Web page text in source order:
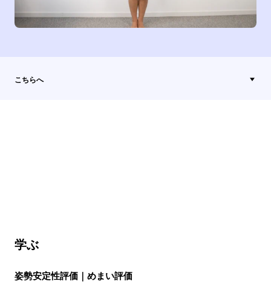
こちらへ
学ぶ
姿勢安定性評価｜めまい評価